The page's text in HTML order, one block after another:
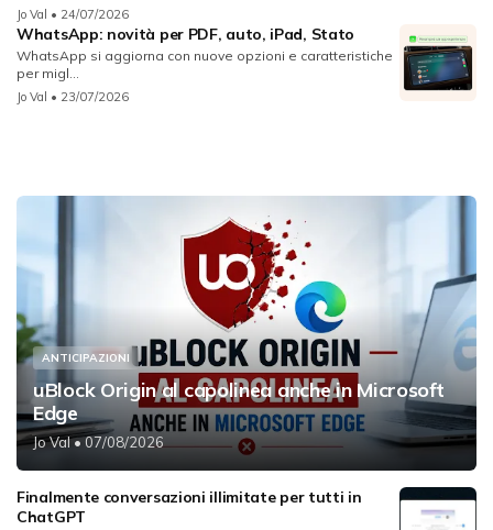
Jo Val • 24/07/2026
WhatsApp: novità per PDF, auto, iPad, Stato
WhatsApp si aggiorna con nuove opzioni e caratteristiche
per migl...
Jo Val • 23/07/2026
ANTICIPAZIONI
uBlock Origin al capolinea anche in Microsoft
Edge
Jo Val• 07/08/2026
Finalmente conversazioni illimitate per tutti in
ChatGPT